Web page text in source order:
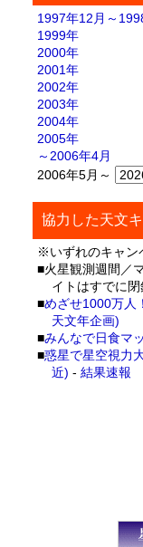
1997年12月～
1999年
2000年
2001年
2002年
2003年
2004年
2005年
～2006年4月
2006年5月～
協力した天文
※いずれのキャン
■火星観測週間／
イトはすでに閉
■めざせ1000万人
天文年企画)
■みんなで日食マ
■惑星で星空視力
近) -結果速報